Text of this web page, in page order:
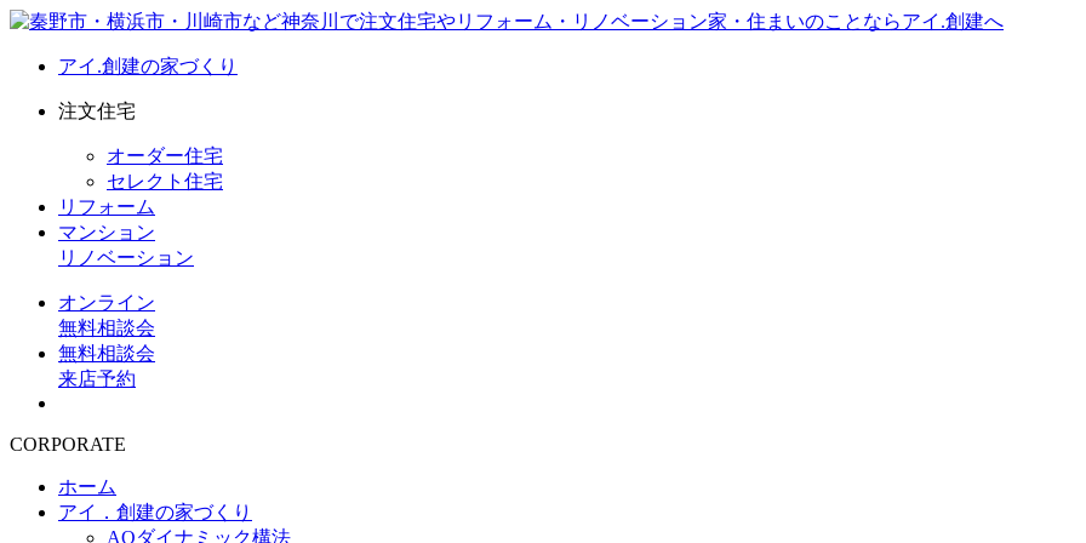
アイ.創建の家づくり
注文住宅
オーダー住宅
セレクト住宅
リフォーム
マンション
リノベーション
オンライン
無料相談会
無料相談会
来店予約
CORPORATE
ホーム
アイ．創建の家づくり
AQダイナミック構法